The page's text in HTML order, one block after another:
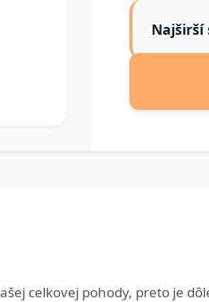
celkovej pohody, preto je